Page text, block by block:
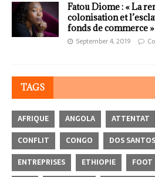
Fatou Diome : « La
colonisation et
fonds de commerce »
September 4, 2019
TAGS
AFRIQUE ANGOLA ATTENTAT
CONFLIT
CONGO DOS SANTOS
ENTREPRISES
ETHIOPIE FOOT